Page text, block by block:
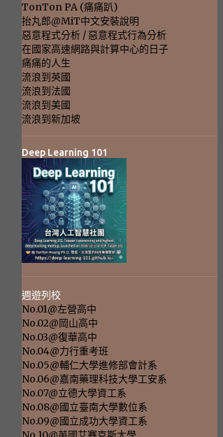
TonTon PA (痛痛趴)
抬丸郎@MiT中文安裝說明
惡意程式分析 / 惡意程式行為分析
在國家高速網路與計算中心的日子
痛痛的人生
流浪到英國
流浪到法國
流浪到美國
流浪到新加坡
Deep Learning 101
週遊列校
No.01@左營高中
No.02@岡山高中
No.03@復華高中
No.04@力行重考班
No.05@輔仁大學進修部會計系
No.06@嘉南藥理科技大學工安系
No.07@立德大學資工系
No.08@國立臺南大學數位系
No.09@國立成功大學資工系